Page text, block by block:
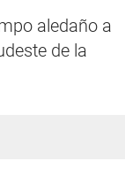
aledaño a
de la